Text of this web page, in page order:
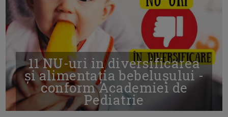
11 NU-uri in diversificarea
și alimentația bebelușului -
conform Academiei de
Pediatrie